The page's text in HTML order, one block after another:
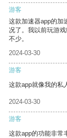
游客
这款加速器app的加
况了。我以前玩游
不少。
2024-03-30
游客
这款app就像我的私
2024-03-30
游客
这款app的功能非常